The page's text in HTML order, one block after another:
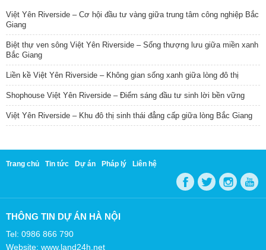
Việt Yên Riverside – Cơ hội đầu tư vàng giữa trung tâm công nghiệp Bắc
Giang
Biệt thự ven sông Việt Yên Riverside – Sống thượng lưu giữa miền xanh
Bắc Giang
Liền kề Việt Yên Riverside – Không gian sống xanh giữa lòng đô thị
Shophouse Việt Yên Riverside – Điểm sáng đầu tư sinh lời bền vững
Việt Yên Riverside – Khu đô thị sinh thái đẳng cấp giữa lòng Bắc Giang
Trang chủ Tin tức Dự án Pháp lý Liên hệ
THÔNG TIN DỰ ÁN HÀ NỘI
Tel: 0986 866 790
Website: www.land24h.net